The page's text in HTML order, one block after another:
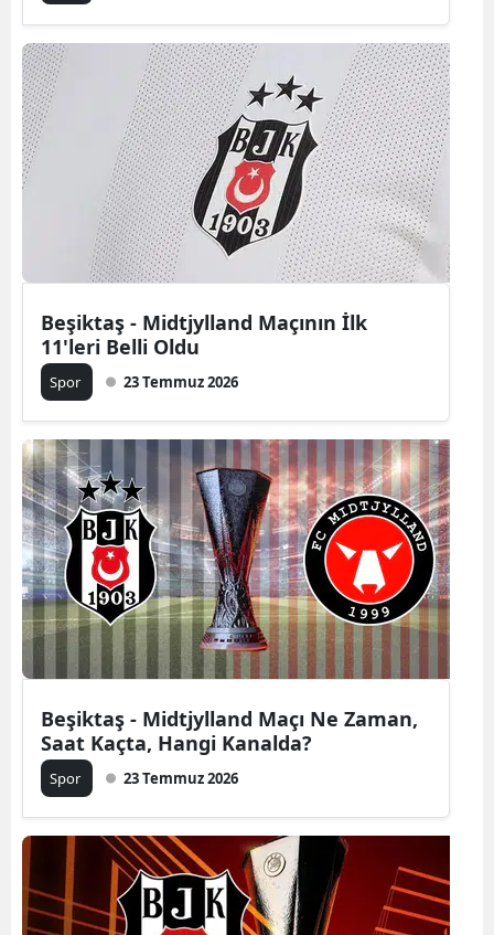
Beşiktaş - Midtjylland Maçının İlk
11'leri Belli Oldu
Spor 23 Temmuz 2026
Beşiktaş - Midtjylland Maçı Ne Zaman,
Saat Kaçta, Hangi Kanalda?
Spor 23 Temmuz 2026